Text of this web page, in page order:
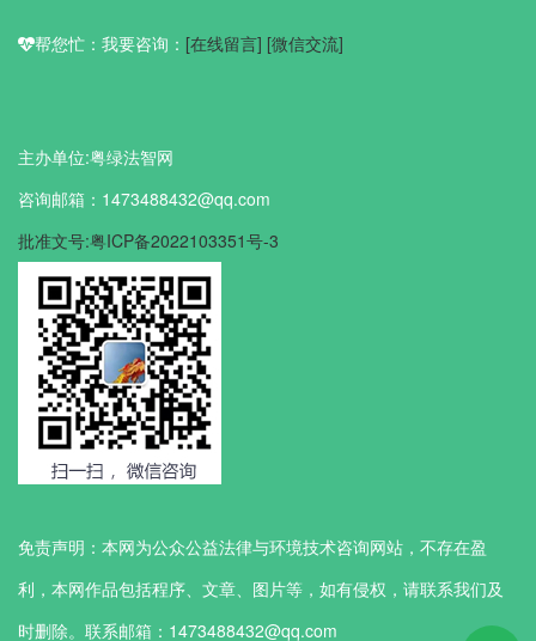
帮您忙：我要咨询： [在线留言] [微信交流]
主办单位:粤绿法智网
咨询邮箱：1473488432@qq.com
批准文号:粤ICP备2022103351号-3
免责声明：本网为公众公益法律与环境技术咨询网站，不存在盈
利，本网作品包括程序、文章、图片等，如有侵权，请联系我们及
时删除。联系邮箱：1473488432@qq.com